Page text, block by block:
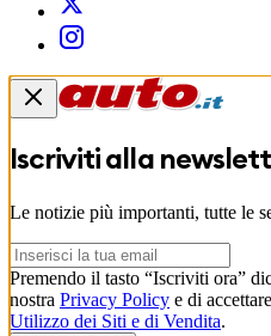
Iscriviti alla
Le notizie più importanti, tutte le
Premendo il tasto “Iscriviti ora”
nostra Privacy Policy e di
Utilizzo dei Siti e di Vendita.